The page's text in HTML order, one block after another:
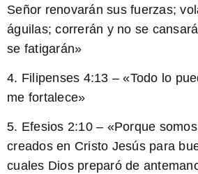
Señor renovarán sus fuerzas;
águilas; correrán y no se
se fatigarán»
4. Filipenses 4:13 – «Todo lo
me fortalece»
5. Efesios 2:10 – «Porque
creados en Cristo Jesús para
cuales Dios preparó de